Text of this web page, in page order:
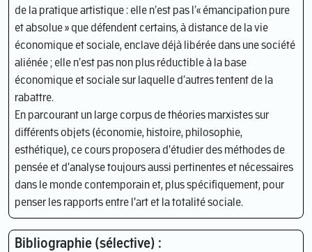
de la pratique artistique : elle n’est pas l’« émancipation pure
et absolue » que défendent certains, à distance de la vie
économique et sociale, enclave déjà libérée dans une société
aliénée ; elle n’est pas non plus réductible à la base
économique et sociale sur laquelle d’autres tentent de la
rabattre.
En parcourant un large corpus de théories marxistes sur
différents objets (économie, histoire, philosophie,
esthétique), ce cours proposera d'étudier des méthodes de
pensée et d'analyse toujours aussi pertinentes et nécessaires
dans le monde contemporain et, plus spécifiquement, pour
penser les rapports entre l'art et la totalité sociale.
Bibliographie (sélective) :